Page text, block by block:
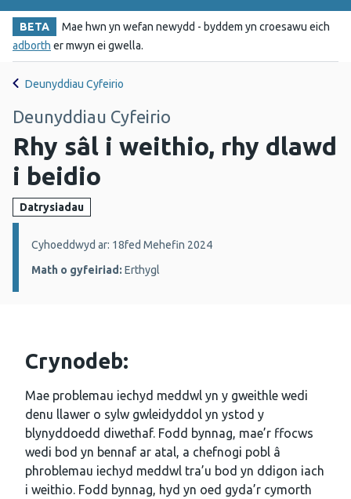
BETA
Mae hwn yn wefan newydd - byddem yn croesawu eich
adborth er mwyn ei gwella.
Deunyddiau Cyfeirio
Deunyddiau Cyfeirio
Rhy sâl i weithio, rhy dlawd
i beidio
Datrysiadau
Manylion:
Cyhoeddwyd ar: 18fed Mehefin 2024
Math o gyfeiriad: Erthygl
Crynodeb:
Mae problemau iechyd meddwl yn y gweithle wedi
denu llawer o sylw gwleidyddol yn ystod y
blynyddoedd diwethaf. Fodd bynnag, mae’r ffocws
wedi bod yn bennaf ar atal, a chefnogi pobl â
phroblemau iechyd meddwl tra’u bod yn ddigon iach
i weithio. Fodd bynnag, hyd yn oed gyda’r cymorth